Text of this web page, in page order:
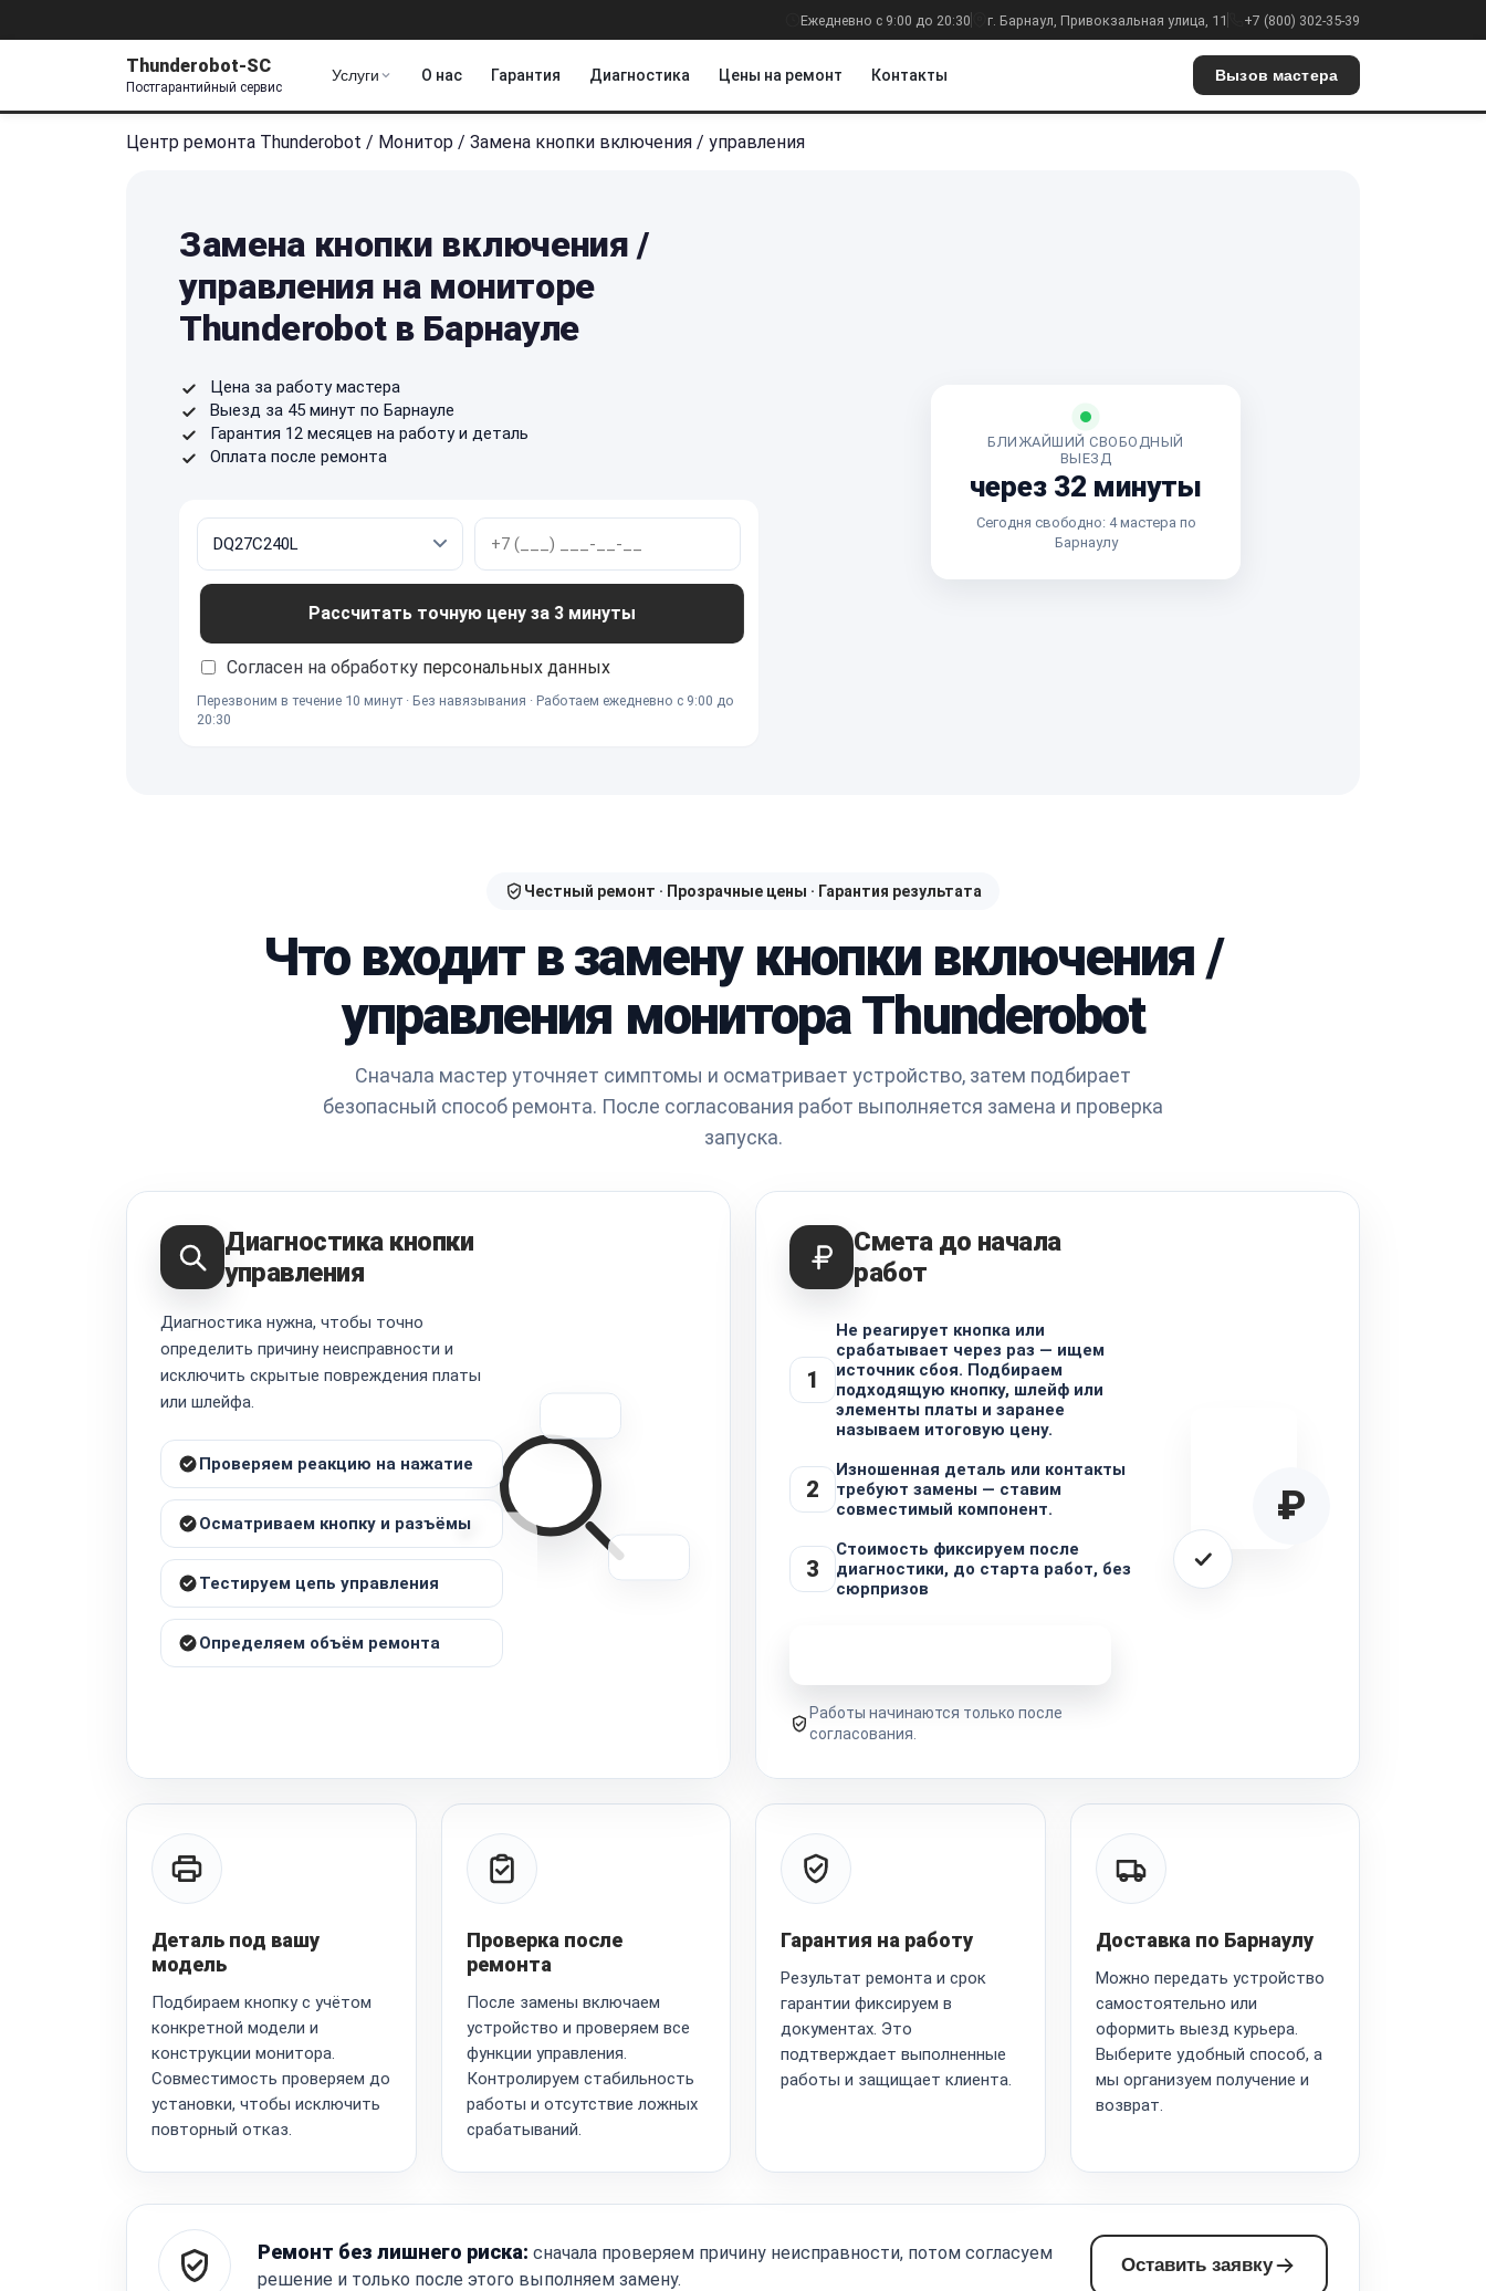
Ежедневно с 9:00 до 20:30 г. Барнаул, Привокзальная улица, 11 +7 (800) 302-35-39
Thunderobot-SC
Постгарантийный сервис
Услуги О нас Гарантия Диагностика Цены на ремонт Контакты Вызов мастера
Центр ремонта Thunderobot / Монитор / Замена кнопки включения / управления
Замена кнопки включения /
управления на мониторе
Thunderobot в Барнауле
Цена за работу мастера
Выезд за 45 минут по Барнауле
Гарантия 12 месяцев на работу и деталь
Оплата после ремонта
Рассчитать точную цену за 3 минуты
Согласен на обработку персональных данных
Перезвоним в течение 10 минут · Без навязывания · Работаем ежедневно с 9:00 до
20:30
БЛИЖАЙШИЙ СВОБОДНЫЙ
ВЫЕЗД
через 32 минуты
Сегодня свободно: 4 мастера по
Барнаулу
Честный ремонт · Прозрачные цены · Гарантия результата
Что входит в замену кнопки включения /
управления монитора Thunderobot
Сначала мастер уточняет симптомы и осматривает устройство, затем подбирает
безопасный способ ремонта. После согласования работ выполняется замена и проверка
запуска.
Диагностика кнопки
управления
Диагностика нужна, чтобы точно
определить причину неисправности и
исключить скрытые повреждения платы
или шлейфа.
Проверяем реакцию на нажатие
Осматриваем кнопку и разъёмы
Тестируем цепь управления
Определяем объём ремонта
Смета до начала
работ
1
Не реагирует кнопка или
срабатывает через раз — ищем
источник сбоя. Подбираем
подходящую кнопку, шлейф или
элементы платы и заранее
называем итоговую цену.
2
Изношенная деталь или контакты
требуют замены — ставим
совместимый компонент.
3
Стоимость фиксируем после
диагностики, до старта работ, без
сюрпризов
Работы начинаются только после
согласования.
₽
Деталь под вашу
модель
Подбираем кнопку с учётом
конкретной модели и
конструкции монитора.
Совместимость проверяем до
установки, чтобы исключить
повторный отказ.
Проверка после
ремонта
После замены включаем
устройство и проверяем все
функции управления.
Контролируем стабильность
работы и отсутствие ложных
срабатываний.
Гарантия на работу
Результат ремонта и срок
гарантии фиксируем в
документах. Это
подтверждает выполненные
работы и защищает клиента.
Доставка по Барнаулу
Можно передать устройство
самостоятельно или
оформить выезд курьера.
Выберите удобный способ, а
мы организуем получение и
возврат.
Ремонт без лишнего риска: сначала проверяем причину неисправности, потом согласуем
решение и только после этого выполняем замену.
Оставить заявку